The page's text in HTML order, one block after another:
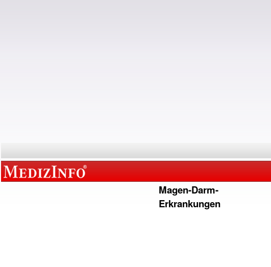
Magen-Darm-
Erkrankungen